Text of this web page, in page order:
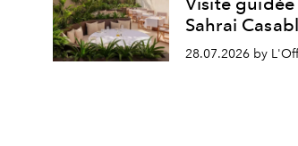
Sahrai
28.07.2026 by